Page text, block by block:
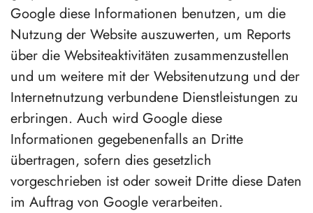
Google diese Informationen benutzen, um die
Nutzung der Website auszuwerten, um Reports
über die Websiteaktivitäten zusammenzustellen
und um weitere mit der Websitenutzung und der
Internetnutzung verbundene Dienstleistungen zu
erbringen. Auch wird Google diese
Informationen gegebenenfalls an Dritte
übertragen, sofern dies gesetzlich
vorgeschrieben ist oder soweit Dritte diese Daten
im Auftrag von Google verarbeiten.